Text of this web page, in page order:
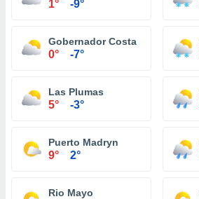
1° -9°
Gobernador Costa
0° -7°
Las Plumas
5° -3°
Puerto Madryn
9° 2°
Rio Mayo